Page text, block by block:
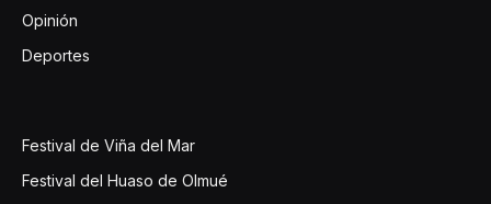
Opinión
Deportes
Festival de Viña del Mar
Festival del Huaso de Olmué